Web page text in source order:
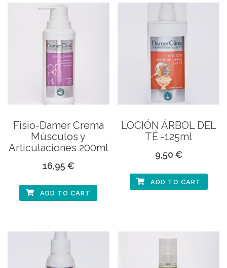
Fisio-Damer Crema
Músculos y
Articulaciones 200ml
16,95 €
ADD TO CART
LOCIÓN ÁRBOL DEL
TÉ -125ml
9,50 €
ADD TO CART